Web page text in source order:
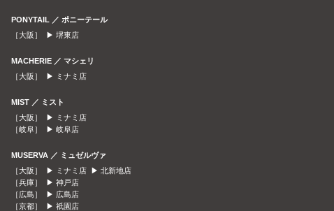
PONYTAIL ／ ポニーテール
［大阪］ ▶ 堺東店
MACHERIE ／ マシェリ
［大阪］ ▶
ミナミ店
MIST ／ ミスト
［大阪］ ▶
ミナミ店
［岐阜］ ▶ 岐阜店
MUSERVA ／ ミュゼルヴァ
［大阪］ ▶
ミナミ店 ▶ 北新地店
［兵庫］ ▶ 神戸店
［広島］ ▶ 広島店
［京都］ ▶ 祇園店